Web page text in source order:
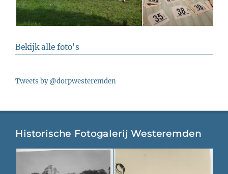
Bekijk alle foto's
Tweets by @dorpwesteremden
Historische Fotogalerij Westeremden